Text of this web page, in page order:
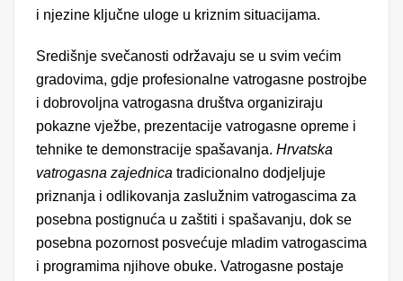
i njezine ključne uloge u kriznim situacijama.
Središnje svečanosti održavaju se u svim većim
gradovima, gdje profesionalne vatrogasne postrojbe
i dobrovoljna vatrogasna društva organiziraju
pokazne vježbe, prezentacije vatrogasne opreme i
tehnike te demonstracije spašavanja. Hrvatska
vatrogasna zajednica tradicionalno dodjeljuje
priznanja i odlikovanja zaslužnim vatrogascima za
posebna postignuća u zaštiti i spašavanju, dok se
posebna pozornost posvećuje mladim vatrogascima
i programima njihove obuke. Vatrogasne postaje